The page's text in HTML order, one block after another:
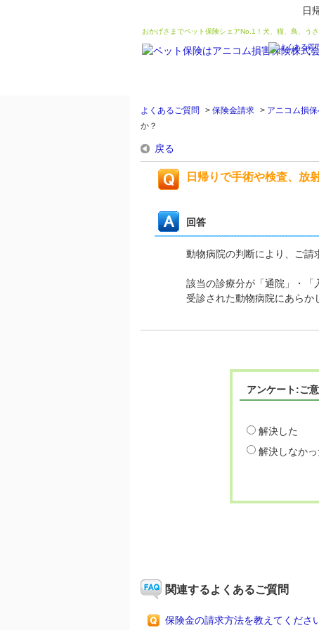
日
おかげさまでペット保険シェアNo.1！犬、猫、鳥、う
よくあるご質問 > 保険金請求 > アニコム損
か？
戻る
日帰りで手術や検査、放
回答
動物病院の判断により、ご請
該当の診療分が「通院」・「
受診された動物病院にあらか
アンケート:ご
解決した
解決しなかっ
関連するよくあるご質問
保険金の請求方法を教えてください